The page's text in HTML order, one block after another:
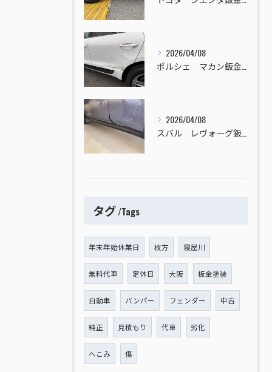
2026/04/08
2026/04/08
タグ Tags
年末年始休業日 枚方 寝屋川
無料代車 定休日 大阪 板金塗装
自動車 バンパー フェンダー 中古
純正 見積もり 代車 劣化
へこみ 傷